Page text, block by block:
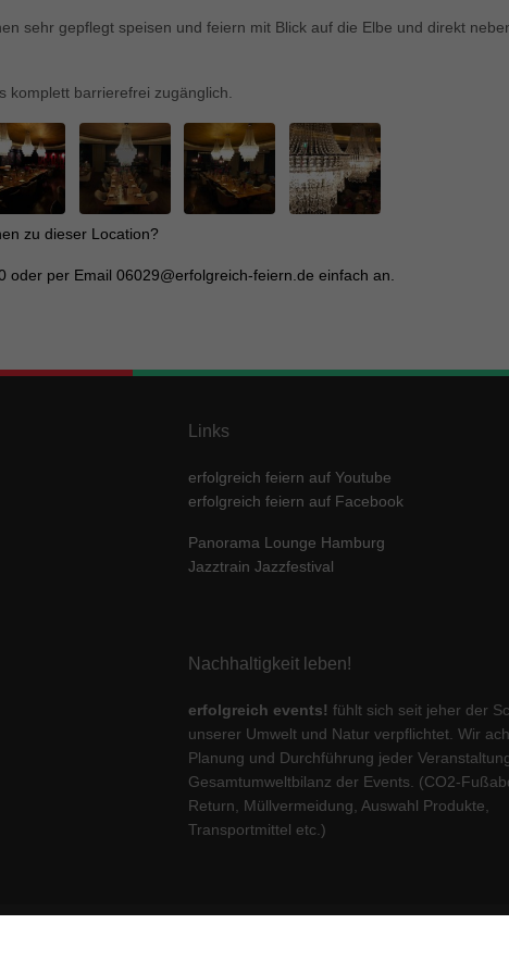
sehr gepflegt speisen und feiern mit Blick auf die Elbe und direkt
komplett barrierefrei zugänglich.
zu dieser Location?
oder per Email 06029@erfolgreich-feiern.de einfach an.
Links
erfolgreich feiern auf Youtube
erfolgreich feiern auf Facebook
Panorama Lounge Hamburg
Jazztrain Jazzfestival
Nachhaltigkeit leben!
erfolgreich events! fühlt sich seit jeher der
unserer Umwelt und Natur verpflichtet. Wir
Planung und Durchführung jeder
Gesamtumweltbilanz der Events. (CO2-
Return, Müllvermeidung, Auswahl Produkte,
Transportmittel etc.)
Essenzielle Cookies ermöglichen grundlegende Funktionen und sind
Marketing (1)
Marketing-Cookies werden von Drittanbietern oder Publishern
Werbung anzuzeigen. Sie tun dies, indem sie Besucher über
Externe Medien (5)
Cookie-Informationen anzeigen